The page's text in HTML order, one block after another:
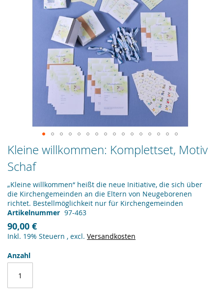
Kleine willkommen: Komplettset, Motiv
Schaf
„Kleine willkommen“ heißt die neue Initiative, die sich über
die Kirchengemeinden an die Eltern von Neugeborenen
richtet. Bestellmöglichkeit nur für Kirchengemeinden
Artikelnummer 97-463
90,00 €
Inkl. 19% Steuern , excl. Versandkosten
Anzahl
Zum
Anfang
der
Bildergalerie
springen